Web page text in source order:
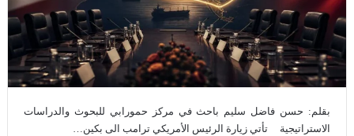
بقلم: حسن فاضل سليم باحث في مركز حمورابي للبحوث والدراسات
الاستراتيجية تأتي زيارة الرئيس الأمريكي ترامب الى بكين…